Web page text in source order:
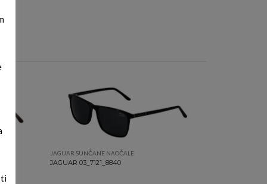
JAGUAR SUNČANE NAOČALE
JAGUAR 03_7121_8840